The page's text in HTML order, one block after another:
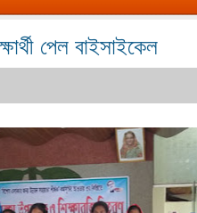
পেল বাইসাইকেল